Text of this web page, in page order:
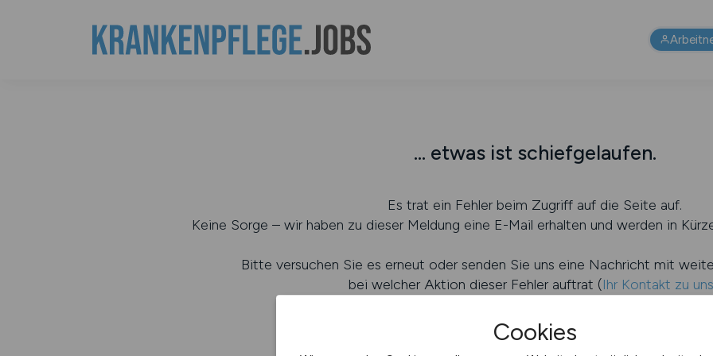
... etwas ist schiefgelaufen.
Es trat ein Fehler beim Zugriff auf die Seite auf.
Keine Sorge – wir haben zu dieser Meldung eine E-Mail erhalten und werden in
Bitte versuchen Sie es erneut oder senden Sie uns eine Nachricht mit
bei welcher Aktion dieser Fehler auftrat (Ihr Kontakt zu uns
Cookies